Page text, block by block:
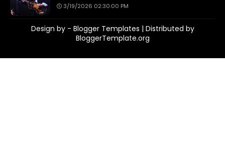
3/19/2026 02:30:00 PM
Design by - Blogger Templates | Distributed by
BloggerTemplate.org